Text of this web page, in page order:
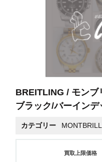
BREITLING / モン
ブラック/バーイン
カテゴリー
買取上限価格